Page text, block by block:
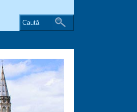
Caută